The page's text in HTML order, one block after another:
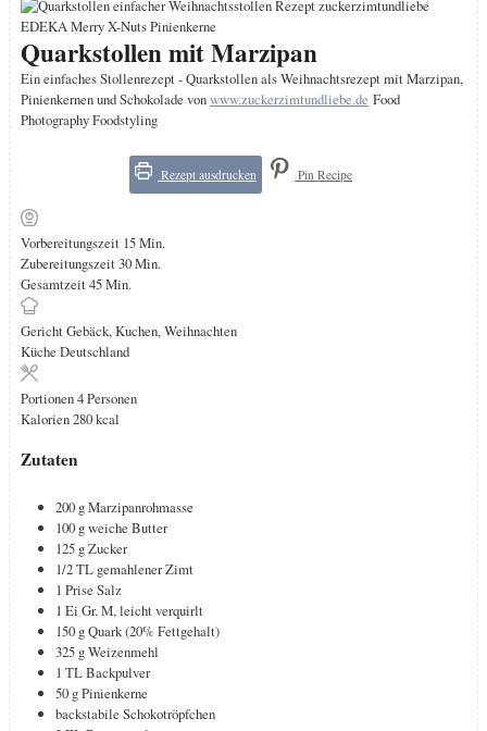
Quarkstollen mit Marzipan
Ein einfaches Stollenrezept - Quarkstollen als Weihnachtsrezept mit Marzipan,
Pinienkernen und Schokolade vonwww.zuckerzimtundliebe.de Food
Photography Foodstyling
Rezept ausdrucken Pin Recipe
Vorbereitungszeit 15Minuten
Min.
Zubereitungszeit30Minuten
Min.
Gesamtzeit45Minuten
Min.
GerichtGebäck, Kuchen, Weihnachten
Küche Deutschland
Portionen4Personen
Kalorien280kcal
Zutaten
200 gMarzipanrohmasse
100 gweiche Butter
125 gZucker
1/2TL gemahlener Zimt
1 Prise Salz
1 Ei Gr. M, leicht verquirlt
150 gQuark (20% Fettgehalt)
325 gWeizenmehl
1 TLBackpulver
50 gPinienkerne
backstabile Schokotröpfchen